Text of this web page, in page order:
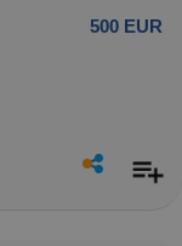
500 EUR